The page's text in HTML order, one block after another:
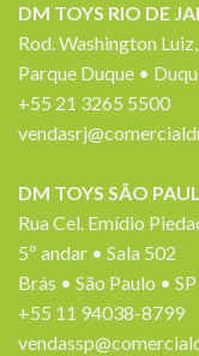
DM TOYS RIO DE
Rod. Washington
Parque Duque •
+55 21 3265 5500
DM TOYS SÃO
Rua Cel. Emídio
5º andar • Sala 502
Brás • São Paulo • SP
+55 11 94038-8799